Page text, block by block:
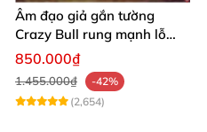
Âm đạo giả gắn tường
Crazy Bull rung mạnh lỗ
hậu môn siêu thật
850.000₫
1.455.000₫
-42%
(2,654)